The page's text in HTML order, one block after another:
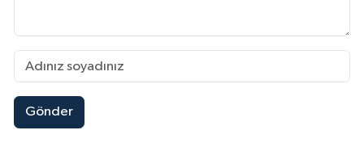
Gönder